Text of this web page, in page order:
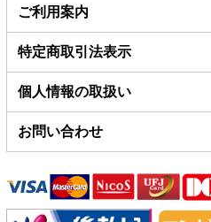
ご利用案内
特定商取引法表示
個人情報の取扱い
お問い合わせ